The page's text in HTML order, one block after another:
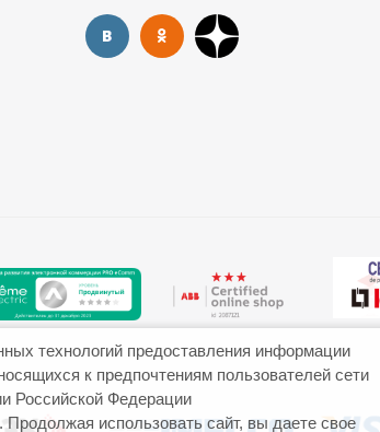
технологий предоставления информации
к предпочтениям пользователей сети
Российской Федерации
использовать сайт, вы даете свое